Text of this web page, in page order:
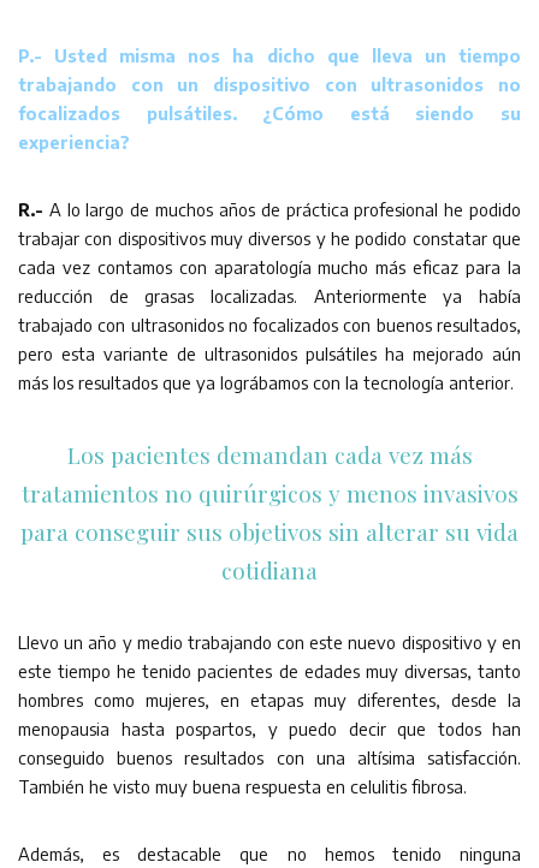
P.- Usted misma nos ha dicho que lleva un tiempo
trabajando con un dispositivo con ultrasonidos no
focalizados pulsátiles. ¿Cómo está siendo su
experiencia?
R.- A lo largo de muchos años de práctica profesional he podido
trabajar con dispositivos muy diversos y he podido constatar que
cada vez contamos con aparatología mucho más eficaz para la
reducción de grasas localizadas. Anteriormente ya había
trabajado con ultrasonidos no focalizados con buenos resultados,
pero esta variante de ultrasonidos pulsátiles ha mejorado aún
más los resultados que ya lográbamos con la tecnología anterior.
Los pacientes demandan cada vez más
tratamientos no quirúrgicos y menos invasivos
para conseguir sus objetivos sin alterar su vida
cotidiana
Llevo un año y medio trabajando con este nuevo dispositivo y en
este tiempo he tenido pacientes de edades muy diversas, tanto
hombres como mujeres, en etapas muy diferentes, desde la
menopausia hasta pospartos, y puedo decir que todos han
conseguido buenos resultados con una altísima satisfacción.
También he visto muy buena respuesta en celulitis fibrosa.
Además, es destacable que no hemos tenido ninguna